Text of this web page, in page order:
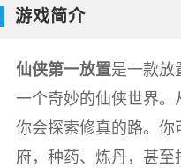
游戏简介
仙侠第一放置是一款放
一个奇妙的仙侠世界。
你会探索修真的路。你
府，种药、炼丹，甚